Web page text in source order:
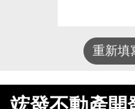
重新填